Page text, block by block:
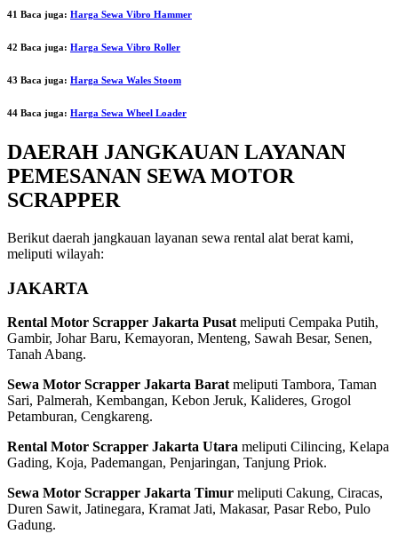
41 Baca juga: Harga Sewa Vibro Hammer
42 Baca juga: Harga Sewa Vibro Roller
43 Baca juga: Harga Sewa Wales Stoom
44 Baca juga: Harga Sewa Wheel Loader
DAERAH JANGKAUAN LAYANAN
PEMESANAN SEWA MOTOR
SCRAPPER
Berikut daerah jangkauan layanan sewa rental alat berat kami,
meliputi wilayah:
JAKARTA
Rental Motor Scrapper Jakarta Pusat meliputi Cempaka Putih,
Gambir, Johar Baru, Kemayoran, Menteng, Sawah Besar, Senen,
Tanah Abang.
Sewa Motor Scrapper Jakarta Barat meliputi Tambora, Taman
Sari, Palmerah, Kembangan, Kebon Jeruk, Kalideres, Grogol
Petamburan, Cengkareng.
Rental Motor Scrapper Jakarta Utara meliputi Cilincing, Kelapa
Gading, Koja, Pademangan, Penjaringan, Tanjung Priok.
Sewa Motor Scrapper Jakarta Timur meliputi Cakung, Ciracas,
Duren Sawit, Jatinegara, Kramat Jati, Makasar, Pasar Rebo, Pulo
Gadung.